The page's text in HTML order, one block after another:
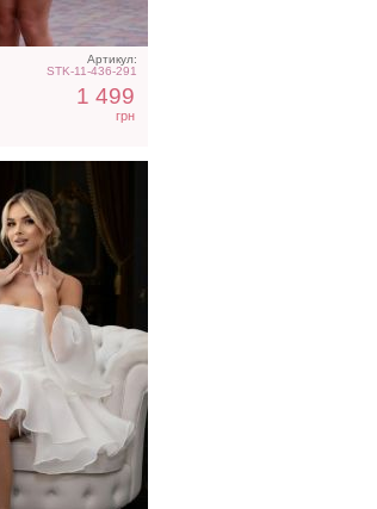
Артикул:
STK-11-436-291
1 499
грн